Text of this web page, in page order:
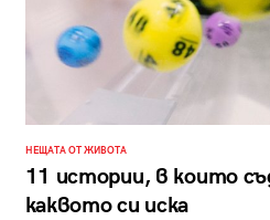
НЕЩАТА ОТ ЖИВОТА
11 истории, в които
каквото си иска